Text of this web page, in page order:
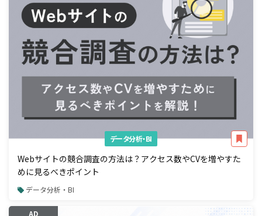
データ分析・BI
Webサイトの競合調査の方法は？アクセス数やCVを増やすた
めに見るべきポイント
データ分析・BI
AD